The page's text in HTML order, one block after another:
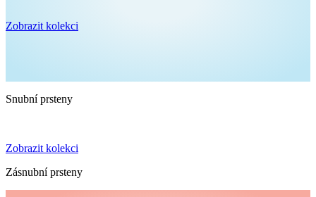
Zobrazit kolekci
Snubní prsteny
Zobrazit kolekci
Zásnubní prsteny